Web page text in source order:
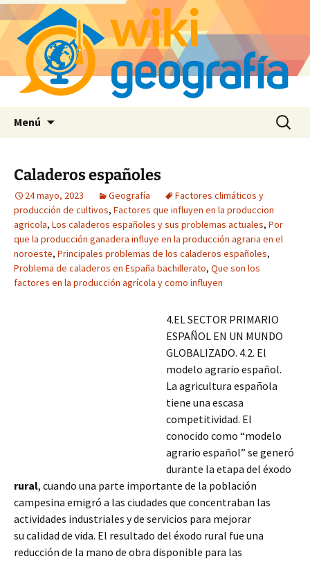
Menú Buscar:
Caladeros españoles
24 mayo, 2023 Geografía
Factores climáticos y
producción de cultivos, Factores que influyen en la produccion
agricola, Los caladeros españoles y sus problemas actuales, Por
que la producción ganadera influye en la producción agraria en el
noroeste, Principales problemas de los caladeros españoles,
Problema de caladeros en España bachillerato, Que son los
factores en la producción agrícola y como influyen
4.EL SECTOR PRIMARIO
ESPAÑOL EN UN MUNDO
GLOBALIZADO. 4.2. El
modelo agrario español.
La agricultura española
tiene una escasa
competitividad. El
conocido como “modelo
agrario español” se generó
durante la etapa del éxodo
rural, cuando una parte importante de la población
campesina emigró a las ciudades que concentraban las
actividades industriales y de servicios para mejorar
su calidad de vida. El resultado del éxodo rural fue una
reducción de la mano de obra disponible para las